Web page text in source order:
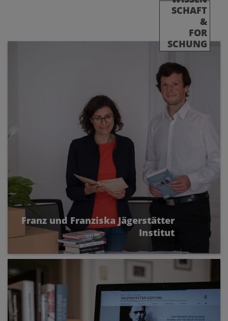
SCHAFT
&
FOR
SCHUNG
Franz und Franziska Jägerstätter
Institut